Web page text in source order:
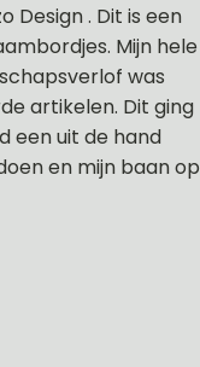
Design . Dit is een
Mijn hele
was
artikelen. Dit ging
een uit de hand
en mijn baan op